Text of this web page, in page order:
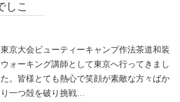
しこ
東京大会ビューティーキャンプ作法茶道和装
ウォーキング講師として東京へ行ってきまし
た。皆様とても熱心で笑顔が素敵な方々ばか
り一つ殻を破り挑戦…